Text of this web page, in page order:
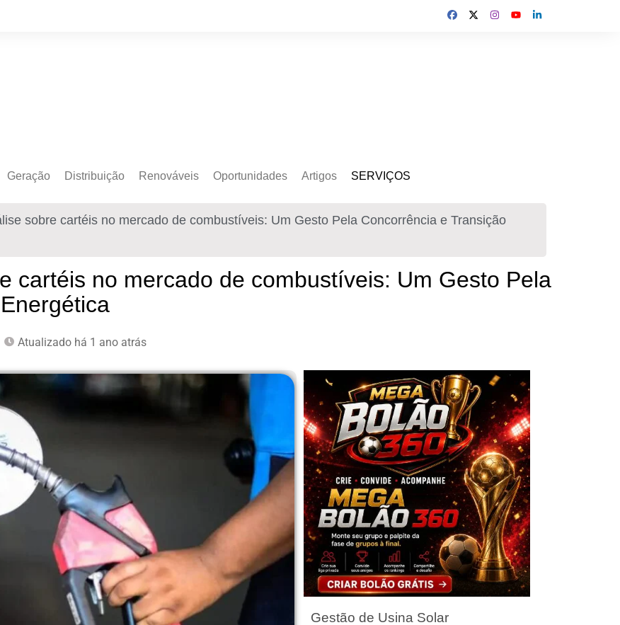
Geração
Autoprodução
Solar
Distribuição Renováveis
Sustentabilidade
Mobilidade Elétrica
Oportunidades
Emprego
Formação
Artigos SERVIÇOS
Assinatura Solar
Usina de Locação
sobre cartéis no mercado de combustíveis: Um Gesto Pela Concorrência e Transição
cartéis no mercado de combustíveis: Um Gesto Pela
Atualizado há 1 ano atrás
Gestão de Usina Solar